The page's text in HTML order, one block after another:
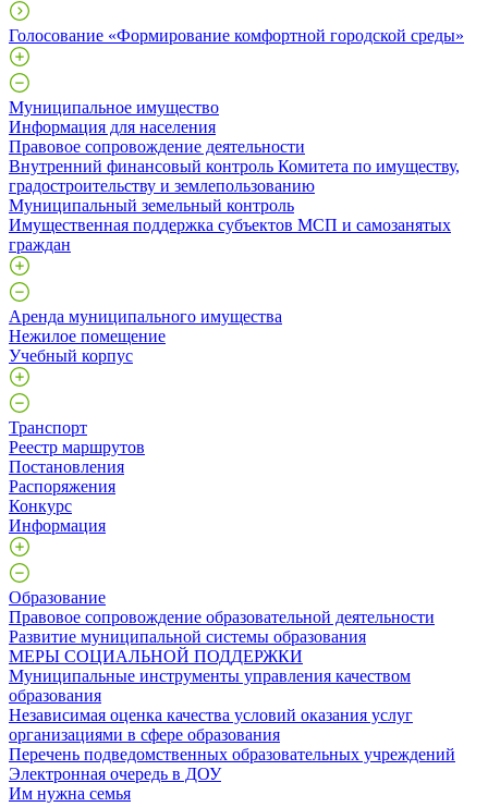
Голосование «Формирование комфортной городской среды»
Муниципальное имущество
Информация для населения
Правовое сопровождение деятельности
Внутренний финансовый контроль Комитета по имуществу,
градостроительству и землепользованию
Муниципальный земельный контроль
Имущественная поддержка субъектов МСП и самозанятых
граждан
Аренда муниципального имущества
Нежилое помещение
Учебный корпус
Транспорт
Реестр маршрутов
Постановления
Распоряжения
Конкурс
Информация
Образование
Правовое сопровождение образовательной деятельности
Развитие муниципальной системы образования
МЕРЫ СОЦИАЛЬНОЙ ПОДДЕРЖКИ
Муниципальные инструменты управления качеством
образования
Независимая оценка качества условий оказания услуг
организациями в сфере образования
Перечень подведомственных образовательных учреждений
Электронная очередь в ДОУ
Им нужна семья